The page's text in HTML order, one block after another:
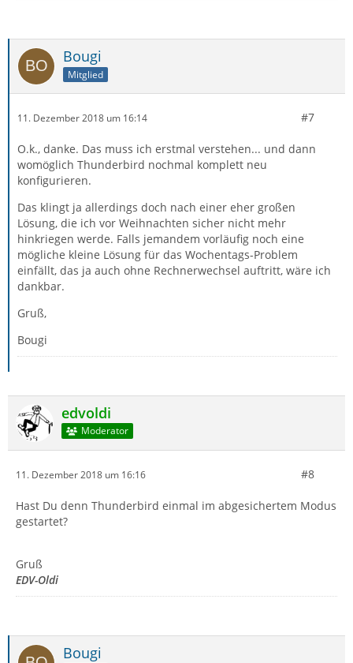
Bougi
Mitglied
11. Dezember 2018 um 16:14 #7
O.k., danke. Das muss ich erstmal verstehen... und dann
womöglich Thunderbird nochmal komplett neu
konfigurieren.
Das klingt ja allerdings doch nach einer eher großen
Lösung, die ich vor Weihnachten sicher nicht mehr
hinkriegen werde. Falls jemandem vorläufig noch eine
mögliche kleine Lösung für das Wochentags-Problem
einfällt, das ja auch ohne Rechnerwechsel auftritt, wäre ich
dankbar.
Gruß,
Bougi
edvoldi
Moderator
11. Dezember 2018 um 16:16 #8
Hast Du denn Thunderbird einmal im abgesichertem Modus
gestartet?
Gruß
EDV-Oldi
Bougi